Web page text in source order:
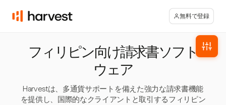
無料で登録
フィリピン向け請求書ソフト
ウェア
Harvestは、多通貨サポートを備えた強力な請求書機能
を提供し、国際的なクライアントと取引するフィリピン